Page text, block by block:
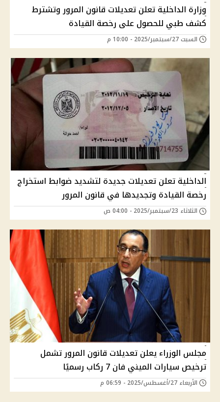
وزارة الداخلية تعلن تعديلات قانون المرور وتشترط
كشف طبي للحصول على رخصة القيادة
السبت 27/سبتمبر/2025 - 10:00 م
الداخلية تعلن تعديلات جديدة لتشديد ضوابط استخراج
رخصة القيادة وتجديدها في قانون المرور
الثلاثاء 23/سبتمبر/2025 - 04:00 ص
مجلس الوزراء يعلن تعديلات قانون المرور تشمل
ترخيص سيارات الميني فان 7 ركاب رسميًا
الأربعاء 27/أغسطس/2025 - 06:59 م